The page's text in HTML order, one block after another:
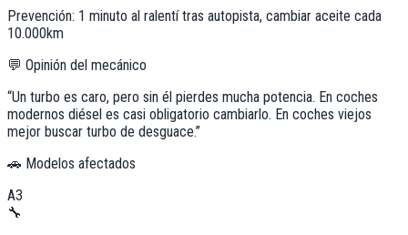
Prevención: 1 minuto al ralentí tras autopista, cambiar aceite cada
10.000km
💬 Opinión del mecánico
“Un turbo es caro, pero sin él pierdes mucha potencia. En coches
modernos diésel es casi obligatorio cambiarlo. En coches viejos
mejor buscar turbo de desguace.”
🚗 Modelos afectados
A3
🔧